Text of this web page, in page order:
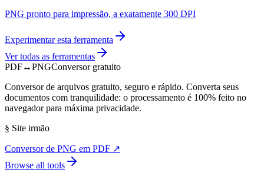
PNG pronto para impressão, a exatamente 300 DPI
Experimentar esta ferramenta
Ver todas as ferramentas
PDF↔PNGConversor gratuito
Conversor de arquivos gratuito, seguro e rápido. Converta seus
documentos com tranquilidade: o processamento é 100% feito no
navegador para máxima privacidade.
§ Site irmão
Conversor de PNG em PDF ↗
Browse all tools